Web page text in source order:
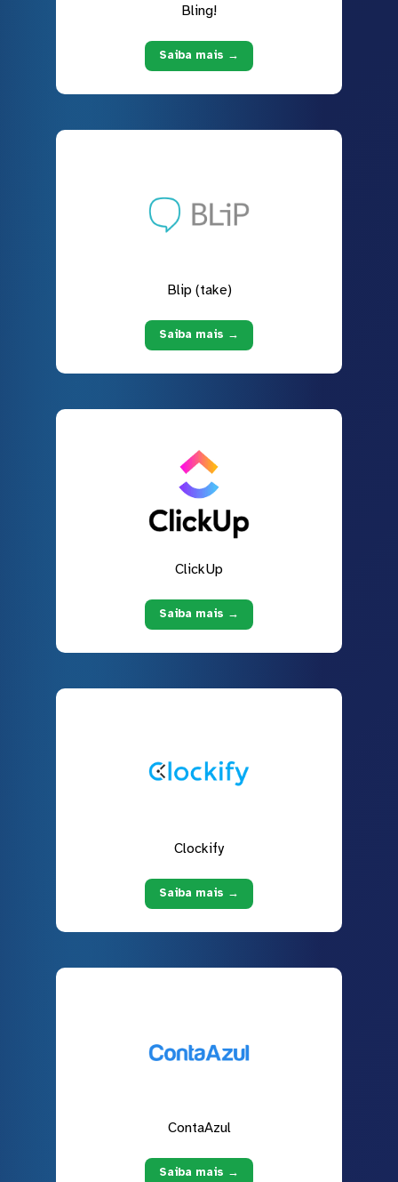
Bling!
Saiba mais →
Blip (take)
Saiba mais →
ClickUp
Saiba mais →
Clockify
Saiba mais →
ContaAzul
Saiba mais →